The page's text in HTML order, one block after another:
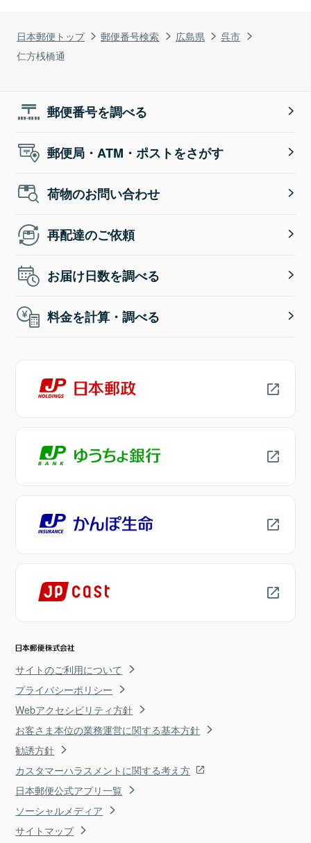
日本郵便トップ 郵便番号検索 広島県
呉市
仁方桟橋通
郵便番号を調べる
郵便局・ATM・ポストをさがす
荷物のお問い合わせ
再配達のご依頼
お届け日数を調べる
料金を計算・調べる
サイトのご利用について
プライバシーポリシー
Webアクセシビリティ方針
お客さま本位の業務運営に関する基本方針
勧誘方針
カスタマーハラスメントに関する考え方
日本郵便公式アプリ一覧
ソーシャルメディア
サイトマップ